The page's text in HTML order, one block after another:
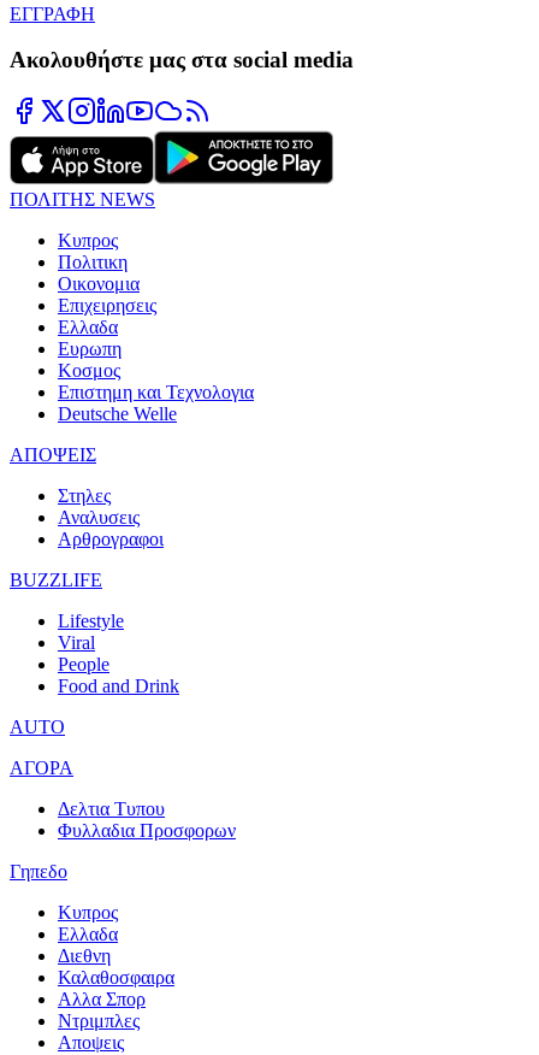
ΕΓΓΡΑΦΗ
Ακολουθήστε μας στα social media
ΠΟΛΙΤΗΣ NEWS
Κυπρος
Πολιτικη
Οικονομια
Επιχειρησεις
Ελλαδα
Ευρωπη
Κοσμος
Επιστημη και Τεχνολογια
Deutsche Welle
ΑΠΟΨΕΙΣ
Στηλες
Αναλυσεις
Αρθρογραφοι
BUZZLIFE
Lifestyle
Viral
People
Food and Drink
AUTO
ΑΓΟΡΑ
Δελτια Τυπου
Φυλλαδια Προσφορων
Γηπεδο
Κυπρος
Ελλαδα
Διεθνη
Καλαθοσφαιρα
Αλλα Σπορ
Ντριμπλες
Αποψεις